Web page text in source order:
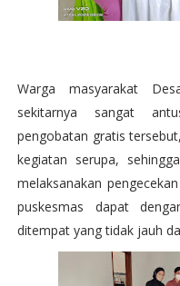
Warga masyarakat
sekitarnya sangat
pengobatan gratis
kegiatan serupa,
melaksanakan
puskesmas dapat
ditempat yang tidak jauh